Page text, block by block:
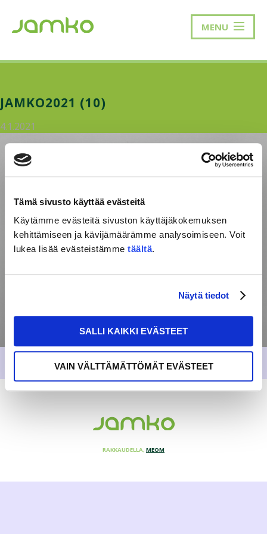
Tämä sivusto käyttää evästeitä
Käytämme evästeitä sivuston käyttäjäkokemuksen
kehittämiseen ja kävijämäärämme analysoimiseen. Voit
lukea lisää evästeistämme täältä.
Näytä tiedot
SALLI KAIKKI EVÄSTEET
VAIN VÄLTTÄMÄTTÖMÄT EVÄSTEET
MENU
JAMKO2021 (10)
4.1.2021
RAKKAUDELLA, MEOM